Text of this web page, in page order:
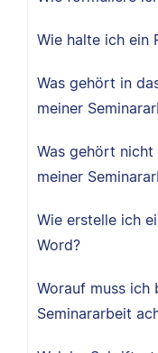
Wie halte ich ein
Was gehört in
meiner
Was gehört nicht
meiner
Wie erstelle ich
Word?
Worauf muss ich
Seminararbeit